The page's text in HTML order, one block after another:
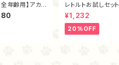
全年齢用】アカナ
レトルトお試しセット
¥1,232
20%OFF